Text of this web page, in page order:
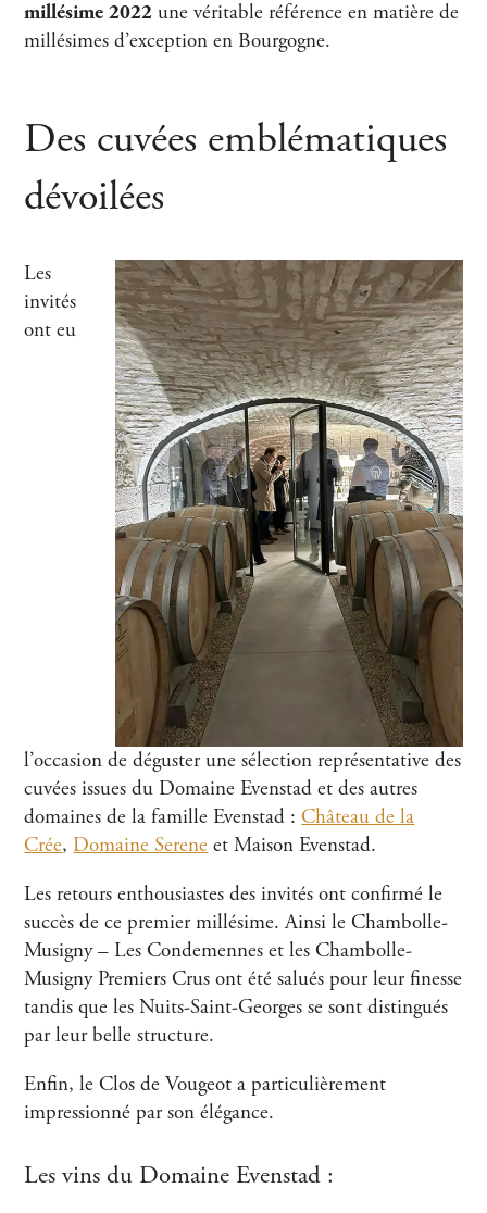
millésime 2022 une véritable référence en matière de
millésimes d’exception en Bourgogne.
Des cuvées emblématiques
dévoilées
Les
invités
ont eu
l’occasion de déguster une sélection représentative des
cuvées issues du Domaine Evenstad et des autres
domaines de la famille Evenstad :Château de la
Crée,Domaine Sereneet Maison Evenstad.
Les retours enthousiastes des invités ont confirmé le
succès de ce premier millésime. Ainsi le Chambolle-
Musigny – Les Condemennes et les Chambolle-
Musigny Premiers Crus ont été salués pour leur finesse
tandis que les Nuits-Saint-Georges se sont distingués
par leur belle structure.
Enfin, le Clos de Vougeot a particulièrement
impressionné par son élégance.
Les vins du Domaine Evenstad :